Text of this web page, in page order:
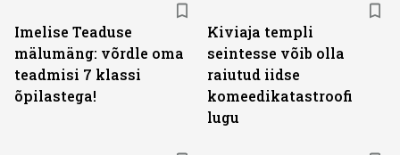
Imelise Teaduse
mälumäng: võrdle oma
teadmisi 7 klassi
õpilastega!
Kiviaja templi
seintesse võib olla
raiutud iidse
komeedikatastroofi
lugu